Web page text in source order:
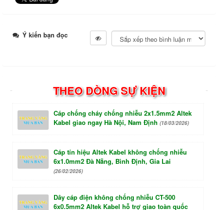
Ý kiến bạn đọc
THEO DÒNG SỰ KIỆN
Cáp chống cháy chống nhiễu 2x1.5mm2 Altek
Kabel giao ngay Hà Nội, Nam Định (18/03/2026)
Cáp tín hiệu Altek Kabel không chống nhiễu
6x1.0mm2 Đà Nẵng, Bình Định, Gia Lai
(26/02/2026)
Dây cáp điện không chống nhiễu CT-500
6x0.5mm2 Altek Kabel hỗ trợ giao toàn quốc